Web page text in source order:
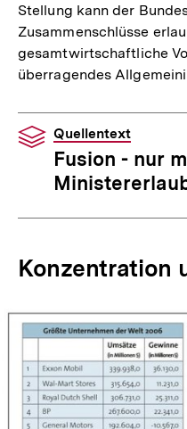
Stellung kann der
Zusammenschlüsse
gesamtwirtschaftliche
überragendes
Quellentext
Fusion - nur
Konzentration